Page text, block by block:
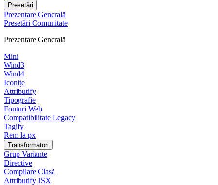
Presetări
Prezentare Generală
Presetări Comunitate
Prezentare Generală
Mini
Wind3
Wind4
Iconițe
Attributify
Tipografie
Fonturi Web
Compatibilitate Legacy
Tagify
Rem la px
Transformatori
Grup Variante
Directive
Compilare Clasă
Attributify JSX